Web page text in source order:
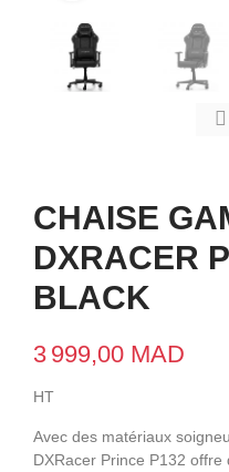
CHAISE
DXRACER P
BLACK
3 999,00 MAD
HT
Avec des matériaux
DXRacer Prince P132